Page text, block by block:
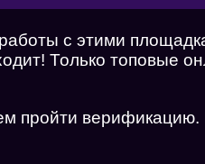
с этими
Только топовые
пройти